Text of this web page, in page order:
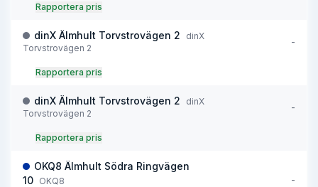
Rapportera pris
dinX Älmhult Torvstrovägen 2
dinX
Torvstrovägen 2
-
Rapportera pris
dinX Älmhult Torvstrovägen 2
dinX
Torvstrovägen 2
-
Rapportera pris
OKQ8 Älmhult Södra Ringvägen
10 OKQ8
-